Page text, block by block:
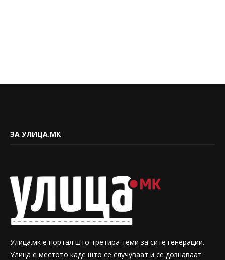
ЗА УЛИЦА.МК
Улица.мк е портал што третира теми за сите генерации.
Улица е местото каде што се случуваат и се дознаваат